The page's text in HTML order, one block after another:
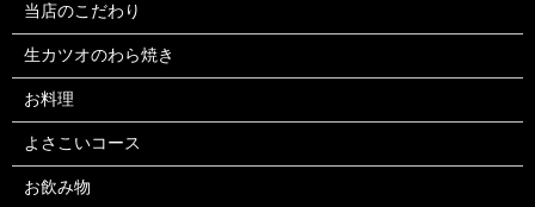
当店のこだわり
生カツオのわら焼き
お料理
よさこいコース
お飲み物